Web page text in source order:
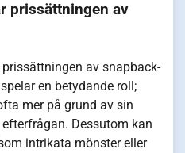
prissättningen av
av snapback-
en betydande roll;
mer på grund av sin
Dessutom kan
intrikata mönster eller